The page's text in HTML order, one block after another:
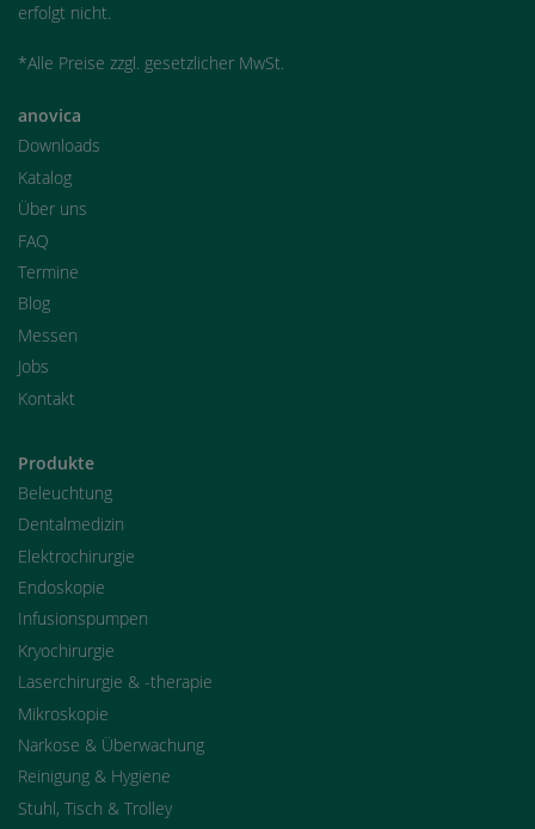
erfolgt nicht.
*Alle Preise zzgl. gesetzlicher MwSt.
anovica
Downloads
Katalog
Über uns
FAQ
Termine
Blog
Messen
Jobs
Kontakt
Produkte
Beleuchtung
Dentalmedizin
Elektrochirurgie
Endoskopie
Infusionspumpen
Kryochirurgie
Laserchirurgie & -therapie
Mikroskopie
Narkose & Überwachung
Reinigung & Hygiene
Stuhl, Tisch & Trolley